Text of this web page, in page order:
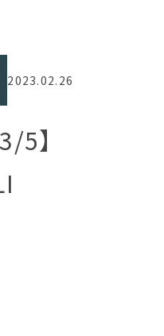
2023.02.26
3/5】